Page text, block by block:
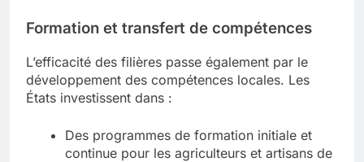
Formation et transfert de compétences
L’efficacité des filières passe également par le
développement des compétences locales. Les
États investissent dans :
Des programmes de formation initiale et
continue pour les agriculteurs et artisans de